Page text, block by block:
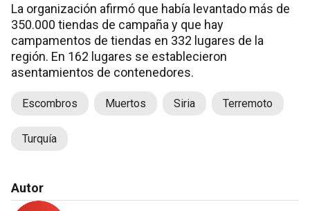
La organización afirmó que había levantado más de
350.000 tiendas de campaña y que hay
campamentos de tiendas en 332 lugares de la
región. En 162 lugares se establecieron
asentamientos de contenedores.
Escombros Muertos Siria Terremoto
Turquía
Autor